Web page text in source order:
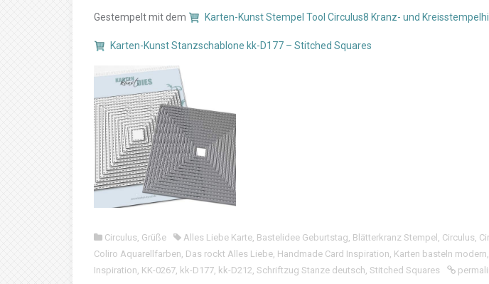
Gestempelt mit dem Karten-Kunst Stempel Tool Circulus8 Kranz- und
Karten-Kunst Stanzschablone kk-D177 – Stitched Squares
Circulus, Grüße Alles Liebe Karte, Bastelidee Geburtstag, Blätterkranz Stempel , Circulus,
Coliro Aquarellfarben, Das rockt Alles Liebe, Handmade Card Inspiration, Karten basteln modern,
Inspiration, KK-0267, kk-D177, kk-D212, Schriftzug Stanze deutsch, Stitched Squares